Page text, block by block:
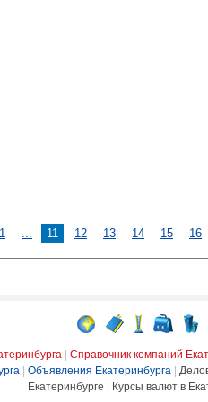
1 ... 11 12 13 14 15 16
Справочник компаний
Объявления Екатеринбурга
Екатеринбурге
Курсы валют в